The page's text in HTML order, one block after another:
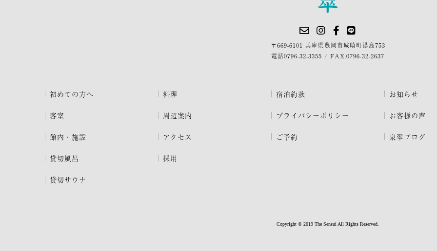
〒669-6101 兵庫県豊岡市城崎町湯島753
電話0796-32-3355 / FAX.0796-32-2637
初めての方へ
客室
館内・施設
貸切風呂
貸切サウナ
料理
周辺案内
アクセス
採用
宿泊約款
プライバシーポリシー
ご予約
お知らせ
お客様の声
泉翠ブログ
Copyright © 2019 The Sensui All Rights Reserved.